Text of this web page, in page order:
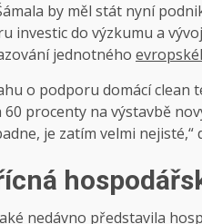
by měl stát nyní
investic do výzkumu a
jednotného
o podporu domácí clean
60 procenty na výstavbě
je zatím velmi nejisté,“
nedávno představila